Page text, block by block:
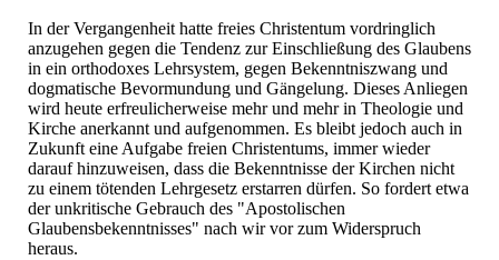
In der Vergangenheit hatte freies Christentum vordringlich
anzugehen gegen die Tendenz zur Einschließung des Glaubens
in ein orthodoxes Lehrsystem, gegen Bekenntniszwang und
dogmatische Bevormundung und Gängelung. Dieses Anliegen
wird heute erfreulicherweise mehr und mehr in Theologie und
Kirche anerkannt und aufgenommen. Es bleibt jedoch auch in
Zukunft eine Aufgabe freien Christentums, immer wieder
darauf hinzuweisen, dass die Bekenntnisse der Kirchen nicht
zu einem tötenden Lehrgesetz erstarren dürfen. So fordert etwa
der unkritische Gebrauch des "Apostolischen
Glaubensbekenntnisses" nach wir vor zum Widerspruch
heraus.